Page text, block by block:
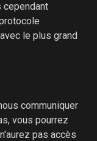
cependant
le plus grand
communiquer
vous pourrez
pas accès